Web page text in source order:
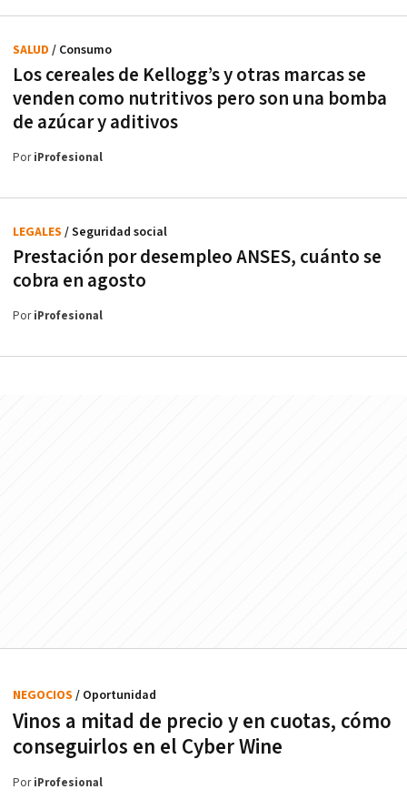
Los cereales de Kellogg’s y otras marcas se
venden como nutritivos pero son una bomba
de azúcar y aditivos
SALUD / Consumo
PoriProfesional
Prestación por desempleo ANSES, cuánto se
cobra en agosto
LEGALES / Seguridad social
PoriProfesional
Vinos a mitad de precio y en cuotas, cómo
conseguirlos en el Cyber Wine
NEGOCIOS / Oportunidad
PoriProfesional